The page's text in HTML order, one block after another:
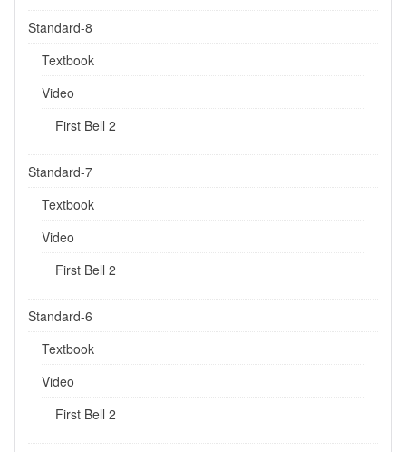
Standard-8
Textbook
Video
First Bell 2
Standard-7
Textbook
Video
First Bell 2
Standard-6
Textbook
Video
First Bell 2